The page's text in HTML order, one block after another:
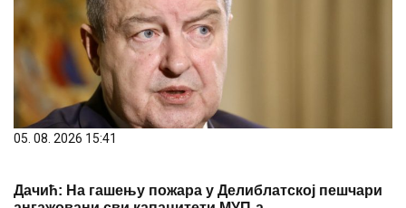
05. 08. 2026 15:41
Дачић: На гашењу пожара у Делиблатској пешчари